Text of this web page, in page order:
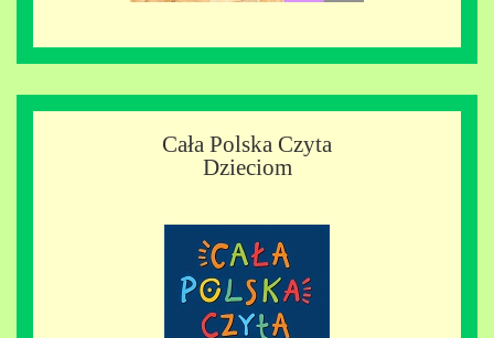
Cała Polska Czyta
Dzieciom